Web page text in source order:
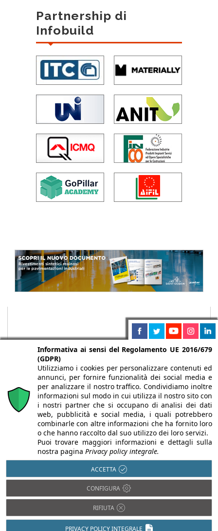
Partnership di
Infobuild
Chi siamo Autori Per la tua pubblicità
Iscriviti alla
newsletter
Infobuild è testata registrata presso il Tribunale di Milano al n° 63
dell’8/3/2013 - ISSN 2282-2267
© 2000-2026 Infoweb srl - P.IVA 13155920153 - Tutti i diritti
riservati |Privacy
Informativa ai sensi del Regolamento UE 2016/679
(GDPR)
Utilizziamo i cookies per personalizzare contenuti ed
annunci, per fornire funzionalità dei social media e
per analizzare il nostro traffico. Condividiamo inoltre
informazioni sul modo in cui utilizza il nostro sito con
i nostri partner che si occupano di analisi dei dati
web, pubblicità e social media, i quali potrebbero
combinarle con altre informazioni che ha fornito loro
o che hanno raccolto dal suo utilizzo dei loro servizi.
Puoi trovare maggiori informazioni e dettagli sulla
nostra pagina Privacy policy integrale.
ACCETTA
CONFIGURA
RIFIUTA
PRIVACY POLICY INTEGRALE